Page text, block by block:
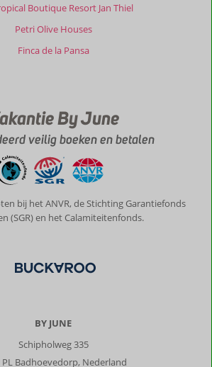
Boutique Resort Jan Thiel
Petri Olive Houses
Finca de la Pansa
By June
veilig boeken en betalen
bij het ANVR, de Stichting Garantiefonds
(SGR) en het Calamiteitenfonds.
BY JUNE
Schipholweg 335
PL Badhoevedorp, Nederland